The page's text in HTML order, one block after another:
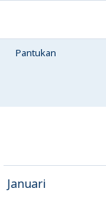
Pantukan
Januari